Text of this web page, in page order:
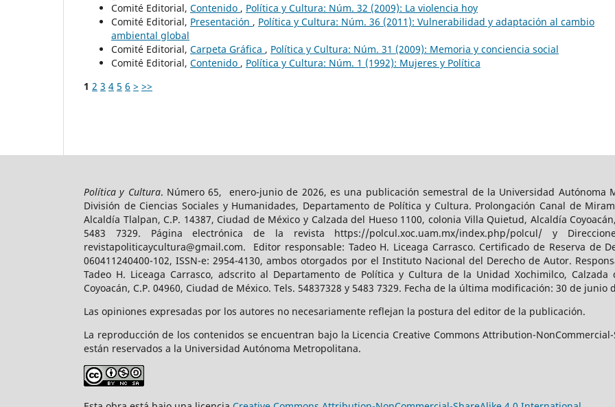
Comité Editorial, Contenido , Política y Cultura: Núm. 32 (2009): La violencia hoy
Comité Editorial, Presentación , Política y Cultura: Núm. 36 (2011): Vulnerabilidad y adaptación al cambio
ambiental global
Comité Editorial, Carpeta Gráfica , Política y Cultura: Núm. 31 (2009): Memoria y conciencia social
Comité Editorial, Contenido , Política y Cultura: Núm. 1 (1992): Mujeres y Política
1 2 3 4 5 6 > >>
Política y Cultura. Número 65, enero-junio de 2026, es una publicación semestral de la Universidad Autónoma
División de Ciencias Sociales y Humanidades, Departamento de Política y Cultura. Prolongación Canal de
Alcaldía Tlalpan, C.P. 14387, Ciudad de México y Calzada del Hueso 1100, colonia Villa Quietud, Alcaldía
5483 7329. Página electrónica de la revista https://polcul.xoc.uam.mx/index.php/polcul/ y
revistapoliticaycultura@gmail.com. Editor responsable: Tadeo H. Liceaga Carrasco. Certificado de Reserva de
060411240400-102, ISSN-e: 2954-4130, ambos otorgados por el Instituto Nacional del Derecho de Autor.
Tadeo H. Liceaga Carrasco, adscrito al Departamento de Política y Cultura de la Unidad Xochimilco,
Coyoacán, C.P. 04960, Ciudad de México. Tels. 54837328 y 5483 7329. Fecha de la última modificación: 30 de junio
Las opiniones expresadas por los autores no necesariamente reflejan la postura del editor de la publicación.
La reproducción de los contenidos se encuentran bajo la Licencia Creative Commons Attribution-
están reservados a la Universidad Autónoma Metropolitana.